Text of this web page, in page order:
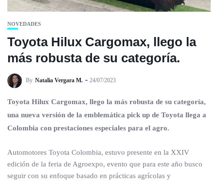
NOVEDADES
Toyota Hilux Cargomax, llego la
más robusta de su categoría.
By Natalia Vergara M. 24/07/2023
Toyota Hilux Cargomax, llego la más robusta de su categoría,
una nueva versión de la emblemática pick up de Toyota llega a
Colombia con prestaciones especiales para el agro.
Automotores Toyota Colombia, estuvo presente en la XXIV
edición de la feria de Agroexpo, evento que para este año busco
seguir con su enfoque basado en prácticas agrícolas y